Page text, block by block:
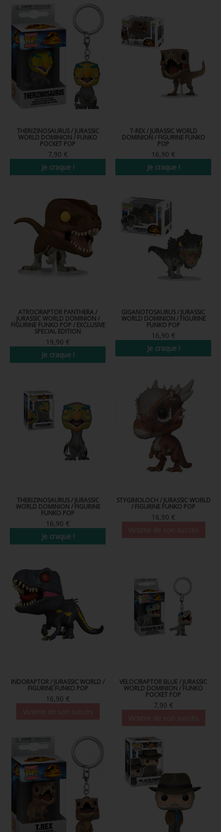
THERIZINOSAURUS / JURASSIC
WORLD DOMINION / FUNKO
POCKET POP
7,90 €
Je craque !
T-REX / JURASSIC WORLD
DOMINION / FIGURINE FUNKO
POP
16,90 €
Je craque !
ATROCIRAPTOR PANTHERA /
JURASSIC WORLD DOMINION /
FIGURINE FUNKO POP / EXCLUSIVE
SPECIAL EDITION
19,90 €
Je craque !
GIGANOTOSAURUS / JURASSIC
WORLD DOMINION / FIGURINE
FUNKO POP
16,90 €
Je craque !
THERIZINOSAURUS / JURASSIC
WORLD DOMINION / FIGURINE
FUNKO POP
16,90 €
Je craque !
STYGIMOLOCH / JURASSIC WORLD
/ FIGURINE FUNKO POP
16,90 €
INDORAPTOR / JURASSIC WORLD /
FIGURINE FUNKO POP
16,90 €
VELOCIRAPTOR BLUE / JURASSIC
WORLD DOMINION / FUNKO
POCKET POP
7,90 €